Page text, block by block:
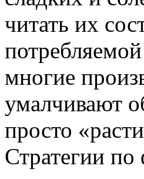
читать их
многие
умалчивают
просто
Стратегии